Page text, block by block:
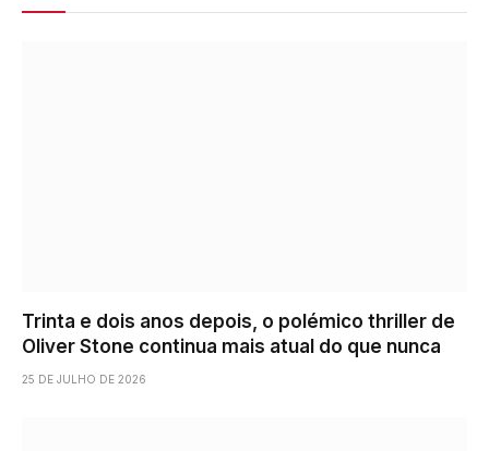
Trinta e dois anos depois, o polémico thriller de
Oliver Stone continua mais atual do que nunca
25 DE JULHO DE 2026